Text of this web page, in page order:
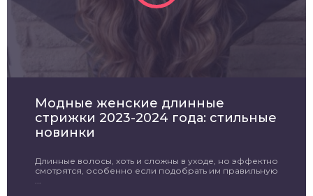
Модные женские длинные
стрижки 2023-2024 года: стильные
новинки
Длинные волосы, хоть и сложны в уходе, но эффектно
смотрятся, особенно если подобрать им правильную
...